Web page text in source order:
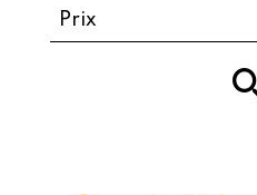
Prix